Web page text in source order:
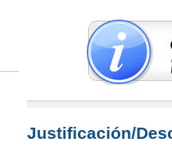
Justificación/